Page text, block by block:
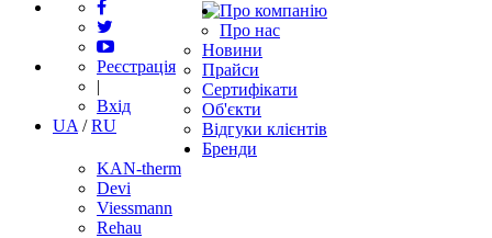
Реєстрація
|
Вхід
UA /RU
Про компанію
Про нас
Новини
Прайси
Сертифікати
Об'єкти
Відгуки клієнтів
Бренди
KAN-therm
Devi
Viessmann
Rehau